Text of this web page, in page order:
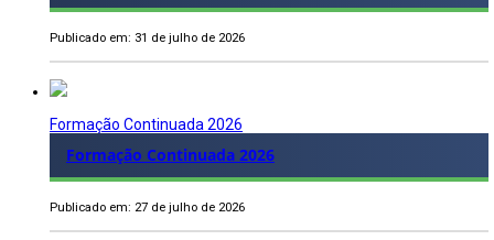
Publicado em: 31 de julho de 2026
Formação Continuada 2026
Formação Continuada 2026
Publicado em: 27 de julho de 2026